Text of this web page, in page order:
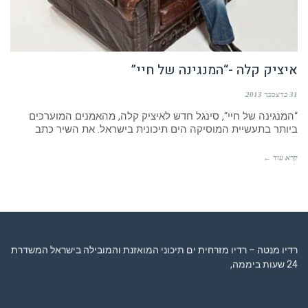
איציק קלה -“המנגינה של חיי”
31 בדצמבר 2013
“המנגינה של חיי“, סינגל חדש לאיציק קלה, מהאמנים המוערכים
ביותר בתעשיית המוסיקה הים תיכונית בישראל. את השיר כתב
קרא עוד ←
רדיו מנטה – רדיו מזרחית ים תיכוני המואזנת והמובילה בישראל המשדרת
24 שעות ביממה,